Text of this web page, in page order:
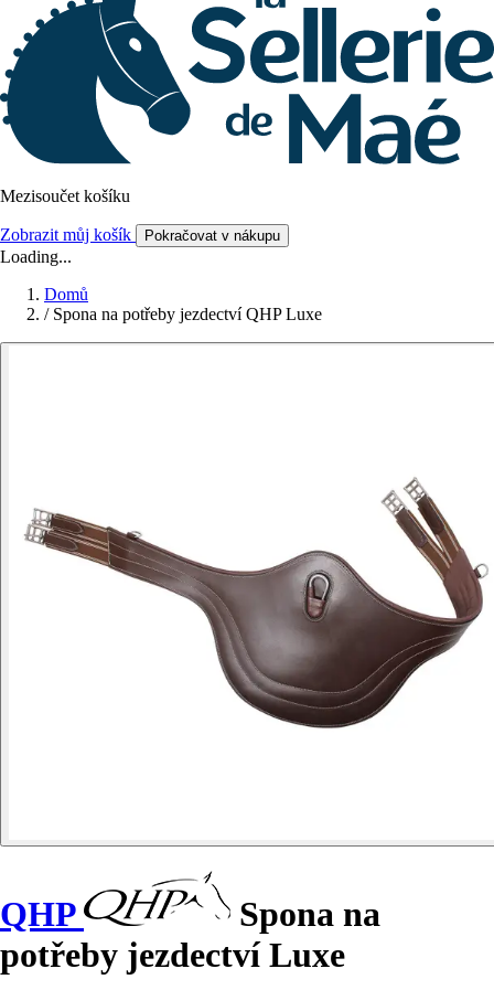
Mezisoučet košíku
Zobrazit můj košík Pokračovat v nákupu
Loading...
Domů
/ Spona na potřeby jezdectví QHP Luxe
QHP
Spona na
potřeby jezdectví Luxe